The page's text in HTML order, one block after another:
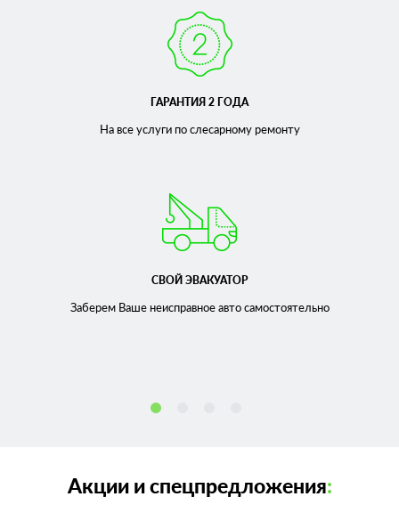
ГАРАНТИЯ 2 ГОДА
На все услуги по слесарномуремонту
СВОЙ ЭВАКУАТОР
Заберем Ваше неисправноеавто самостоятельно
Акции и спецпредложения: